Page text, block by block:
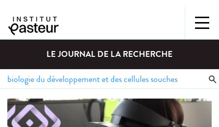
LE JOURNAL DE LA RECHERCHE